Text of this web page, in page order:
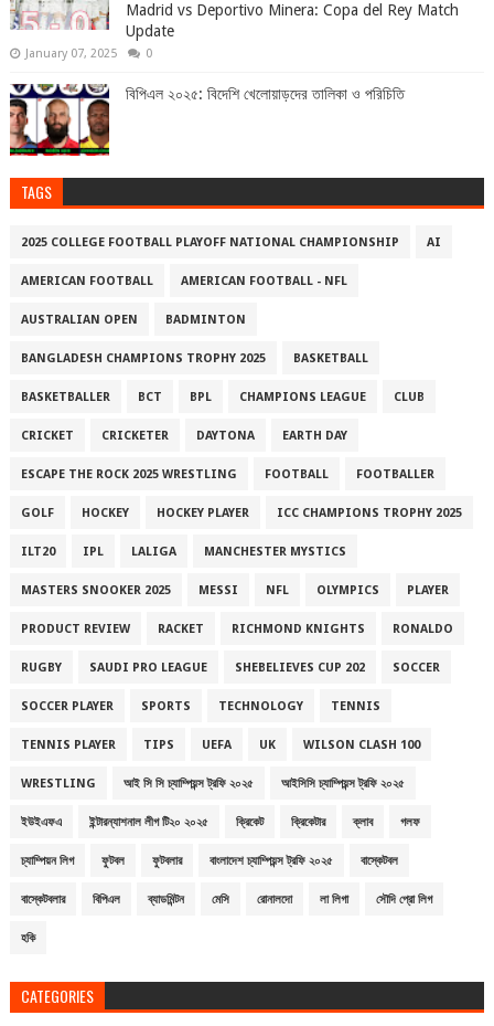
Madrid vs Deportivo Minera: Copa del Rey Match
Update
January 07, 2025 0
বিপিএল ২০২৫: বিদেশি খেলোয়াড়দের তালিকা ও পরিচিতি
TAGS
2025 COLLEGE FOOTBALL PLAYOFF NATIONAL CHAMPIONSHIP AI
AMERICAN FOOTBALL AMERICAN FOOTBALL - NFL
AUSTRALIAN OPEN BADMINTON
BANGLADESH CHAMPIONS TROPHY 2025 BASKETBALL
BASKETBALLER BCT BPL CHAMPIONS LEAGUE CLUB
CRICKET CRICKETER DAYTONA EARTH DAY
ESCAPE THE ROCK 2025 WRESTLING FOOTBALL FOOTBALLER
GOLF HOCKEY HOCKEY PLAYER ICC CHAMPIONS TROPHY 2025
ILT20 IPL LALIGA MANCHESTER MYSTICS
MASTERS SNOOKER 2025 MESSI NFL OLYMPICS PLAYER
PRODUCT REVIEW RACKET RICHMOND KNIGHTS RONALDO
RUGBY SAUDI PRO LEAGUE SHEBELIEVES CUP 202 SOCCER
SOCCER PLAYER SPORTS TECHNOLOGY TENNIS
TENNIS PLAYER TIPS UEFA UK WILSON CLASH 100
WRESTLING আই সি সি চ্যাম্পিয়ন্স ট্রফি ২০২৫ আইসিসি চ্যাম্পিয়ন্স ট্রফি ২০২৫
ইউইএফএ ইন্টারন্যাশনাল লীগ টি২০ ২০২৫ ক্রিকেট ক্রিকেটার ক্লাব গলফ
চ্যাম্পিয়ন লিগ ফুটবল ফুটবলার বাংলাদেশ চ্যাম্পিয়ন্স ট্রফি ২০২৫ বাস্কেটবল
বাস্কেটবলার বিপিএল ব্যাডমিন্টন মেসি রোনালদো লা লিগা সৌদি প্রো লিগ
হকি
CATEGORIES